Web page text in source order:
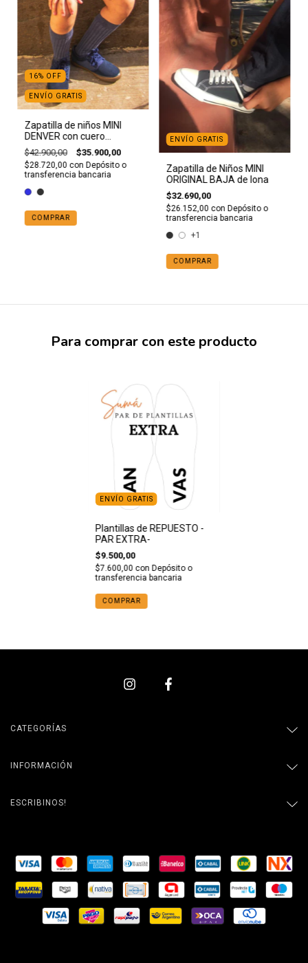
16% OFF
ENVÍO GRATIS
Zapatilla de niños MINI
DENVER con cuero
descarne gamuzado y
base caramelo
$42.900,00 $35.900,00
$28.720,00 con Depósito o
transferencia bancaria
COMPRAR
ENVÍO GRATIS
Zapatilla de Niños MINI
ORIGINAL BAJA de lona
$32.690,00
$26.152,00 con Depósito o
transferencia bancaria
+1
COMPRAR
Para comprar con este producto
ENVÍO GRATIS
Plantillas de REPUESTO -
PAR EXTRA-
$9.500,00
$7.600,00 con Depósito o
transferencia bancaria
CATEGORÍAS
INFORMACIÓN
ESCRIBINOS!